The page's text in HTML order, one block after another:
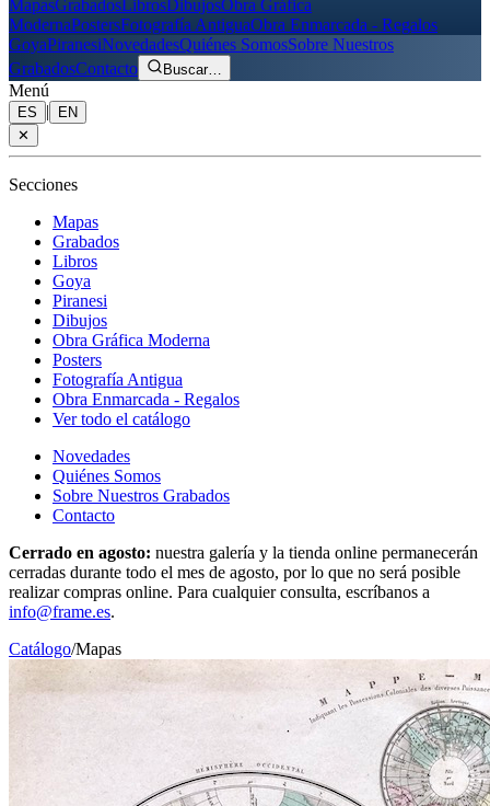
MapasGrabadosLibrosDibujosObra Gráfica
ModernaPostersFotografía AntiguaObra Enmarcada - Regalos
GoyaPiranesiNovedadesQuiénes SomosSobre Nuestros
GrabadosContacto Buscar…
Menú
ES |
EN
✕
Secciones
Mapas
Grabados
Libros
Goya
Piranesi
Dibujos
Obra Gráfica Moderna
Posters
Fotografía Antigua
Obra Enmarcada - Regalos
Ver todo el catálogo
Novedades
Quiénes Somos
Sobre Nuestros Grabados
Contacto
Cerrado en agosto: nuestra galería y la tienda online permanecerán
cerradas durante todo el mes de agosto, por lo que no será posible
realizar compras online. Para cualquier consulta, escríbanos a
info@frame.es.
Catálogo/Mapas